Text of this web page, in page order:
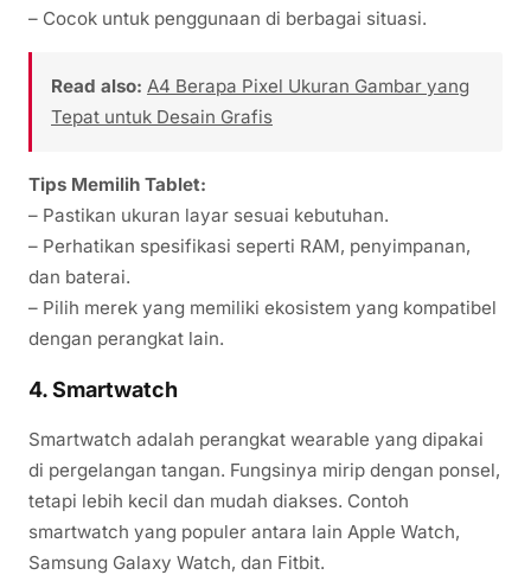
– Cocok untuk penggunaan di berbagai situasi.
Read also: A4 Berapa Pixel Ukuran Gambar yang
Tepat untuk Desain Grafis
Tips Memilih Tablet:
– Pastikan ukuran layar sesuai kebutuhan.
– Perhatikan spesifikasi seperti RAM, penyimpanan,
dan baterai.
– Pilih merek yang memiliki ekosistem yang kompatibel
dengan perangkat lain.
4. Smartwatch
Smartwatch adalah perangkat wearable yang dipakai
di pergelangan tangan. Fungsinya mirip dengan ponsel,
tetapi lebih kecil dan mudah diakses. Contoh
smartwatch yang populer antara lain Apple Watch,
Samsung Galaxy Watch, dan Fitbit.